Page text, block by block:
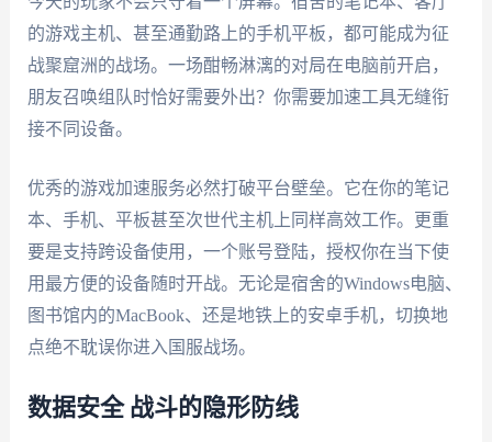
的游戏主机、甚至通勤路上的手机平板，都可能成为征
战聚窟洲的战场。一场酣畅淋漓的对局在电脑前开启，
朋友召唤组队时恰好需要外出？你需要加速工具无缝衔
接不同设备。
优秀的游戏加速服务必然打破平台壁垒。它在你的笔记
本、手机、平板甚至次世代主机上同样高效工作。更重
要是支持跨设备使用，一个账号登陆，授权你在当下使
用最方便的设备随时开战。无论是宿舍的Windows电脑、
图书馆内的MacBook、还是地铁上的安卓手机，切换地
点绝不耽误你进入国服战场。
数据安全 战斗的隐形防线